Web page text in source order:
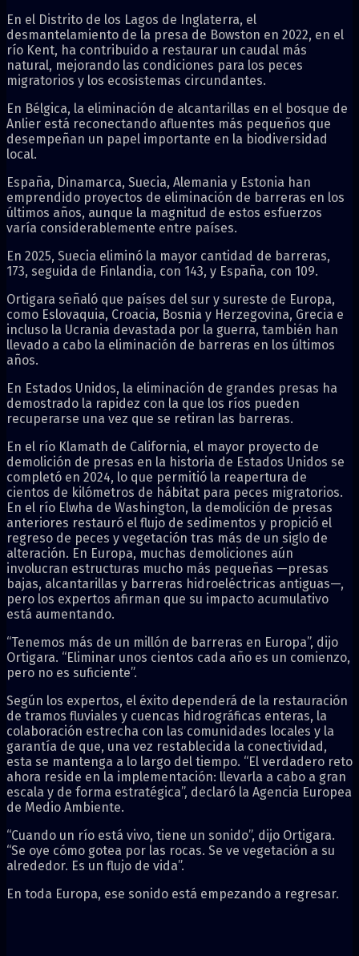
En el Distrito de los Lagos de Inglaterra, el
desmantelamiento de la presa de Bowston en 2022, en el
río Kent, ha contribuido a restaurar un caudal más
natural, mejorando las condiciones para los peces
migratorios y los ecosistemas circundantes.
En Bélgica, la eliminación de alcantarillas en el bosque de
Anlier está reconectando afluentes más pequeños que
desempeñan un papel importante en la biodiversidad
local.
España, Dinamarca, Suecia, Alemania y Estonia han
emprendido proyectos de eliminación de barreras en los
últimos años, aunque la magnitud de estos esfuerzos
varía considerablemente entre países.
En 2025, Suecia eliminó la mayor cantidad de barreras,
173, seguida de Finlandia, con 143, y España, con 109.
Ortigara señaló que países del sur y sureste de Europa,
como Eslovaquia, Croacia, Bosnia y Herzegovina, Grecia e
incluso la Ucrania devastada por la guerra, también han
llevado a cabo la eliminación de barreras en los últimos
años.
En Estados Unidos, la eliminación de grandes presas ha
demostrado la rapidez con la que los ríos pueden
recuperarse una vez que se retiran las barreras.
En el río Klamath de California, el mayor proyecto de
demolición de presas en la historia de Estados Unidos se
completó en 2024, lo que permitió la reapertura de
cientos de kilómetros de hábitat para peces migratorios.
En el río Elwha de Washington, la demolición de presas
anteriores restauró el flujo de sedimentos y propició el
regreso de peces y vegetación tras más de un siglo de
alteración. En Europa, muchas demoliciones aún
involucran estructuras mucho más pequeñas —presas
bajas, alcantarillas y barreras hidroeléctricas antiguas—,
pero los expertos afirman que su impacto acumulativo
está aumentando.
“Tenemos más de un millón de barreras en Europa”, dijo
Ortigara. “Eliminar unos cientos cada año es un comienzo,
pero no es suficiente”.
Según los expertos, el éxito dependerá de la restauración
de tramos fluviales y cuencas hidrográficas enteras, la
colaboración estrecha con las comunidades locales y la
garantía de que, una vez restablecida la conectividad,
esta se mantenga a lo largo del tiempo. “El verdadero reto
ahora reside en la implementación: llevarla a cabo a gran
escala y de forma estratégica”, declaró la Agencia Europea
de Medio Ambiente.
“Cuando un río está vivo, tiene un sonido”, dijo Ortigara.
“Se oye cómo gotea por las rocas. Se ve vegetación a su
alrededor. Es un flujo de vida”.
En toda Europa, ese sonido está empezando a regresar.